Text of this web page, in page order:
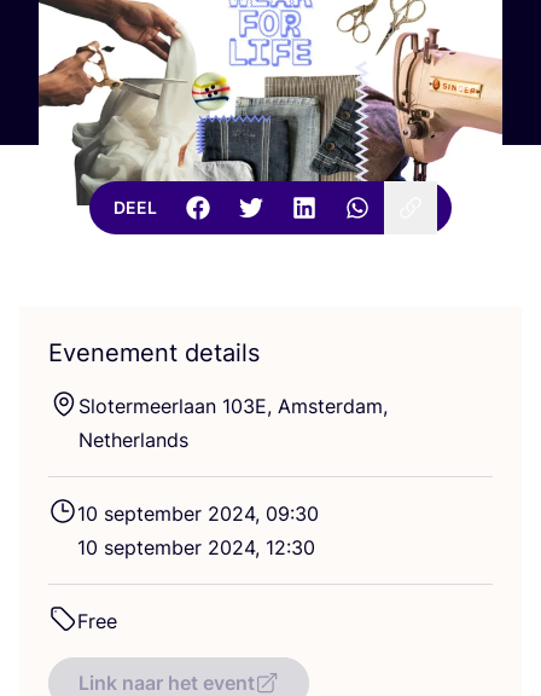
DEEL
Evenement details
Slo­ter­meer­laan 103E, Amster­dam,
Netherlands
10 sep­tem­ber 2024, 09:30
10 sep­tem­ber 2024, 12:30
Free
Link naar het event